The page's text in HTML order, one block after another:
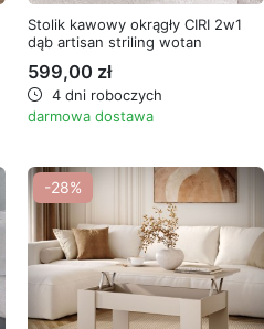
Stolik kawowy okrągły CIRI 2w1
dąb artisan striling wotan
599,00 zł
4 dni roboczych
darmowa dostawa
-28%